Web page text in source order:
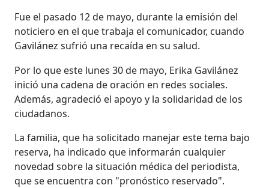
Fue el pasado 12 de mayo, durante la emisión del
noticiero en el que trabaja el comunicador, cuando
Gavilánez sufrió una recaída en su salud.
Por lo que este lunes 30 de mayo, Erika Gavilánez
inició una cadena de oración en redes sociales.
Además, agradeció el apoyo y la solidaridad de los
ciudadanos.
La familia, que ha solicitado manejar este tema bajo
reserva, ha indicado que informarán cualquier
novedad sobre la situación médica del periodista,
que se encuentra con "pronóstico reservado".